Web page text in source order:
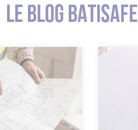
LE BLOG BATISAFE